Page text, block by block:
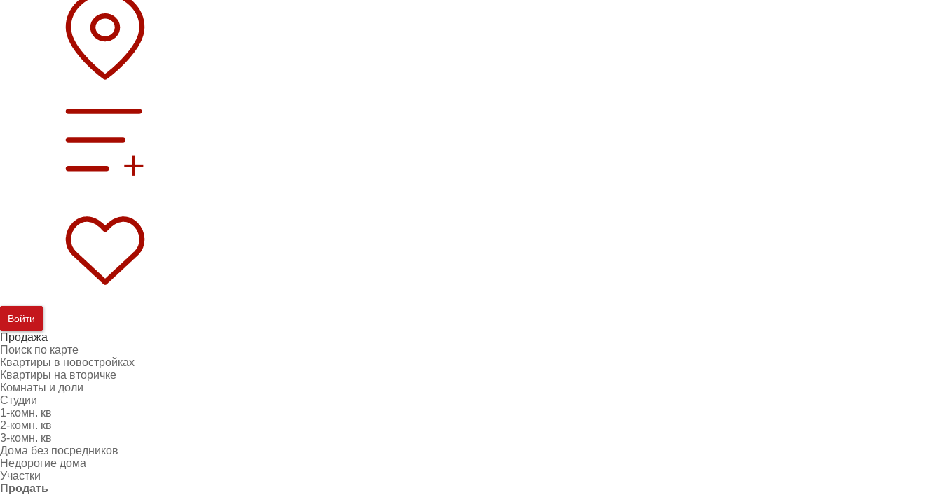
Войти
Продажа
Поиск по карте
Квартиры в новостройках
Квартиры на вторичке
Комнаты и доли
Студии
1-комн. кв
2-комн. кв
3-комн. кв
Дома без посредников
Недорогие дома
Участки
Продать